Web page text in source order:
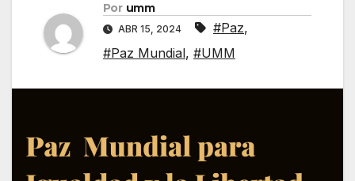
Por umm
ABR 15, 2024 #Paz,
#Paz Mundial, #UMM